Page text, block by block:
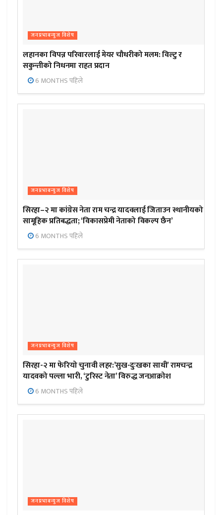
जनप्रभाबन्युज विशेष
लहानका विपन्न परिवारलाई मेयर चौधरीको मलम: विल्टु र
सकुन्तीको निधनमा राहत प्रदान
6 MONTHS पहिले
जनप्रभाबन्युज विशेष
सिरहा–२ मा कांग्रेस नेता राम चन्द्र यादवलाई जिताउन स्थानीयको
सामूहिक प्रतिबद्धता; ‘विकासप्रेमी नेताको विकल्प छैन’
6 MONTHS पहिले
जनप्रभाबन्युज विशेष
सिरहा-२ मा फेरियो चुनावी लहर:’सुख-दुःखका साथी’ रामचन्द्र
यादवको पल्ला भारी, ‘टुरिस्ट नेता’ विरुद्ध जनआक्रोश
6 MONTHS पहिले
जनप्रभाबन्युज विशेष